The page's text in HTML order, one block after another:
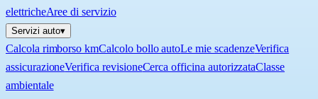
elettricheAree di servizio
Servizi auto▾
Calcola rimborso kmCalcolo bollo autoLe mie scadenzeVerifica
assicurazioneVerifica revisioneCerca officina autorizzataClasse
ambientale